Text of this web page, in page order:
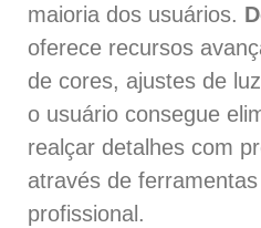
maioria dos usuários.
oferece recursos
de cores, ajustes de
o usuário consegue
realçar detalhes com
através de
profissional.